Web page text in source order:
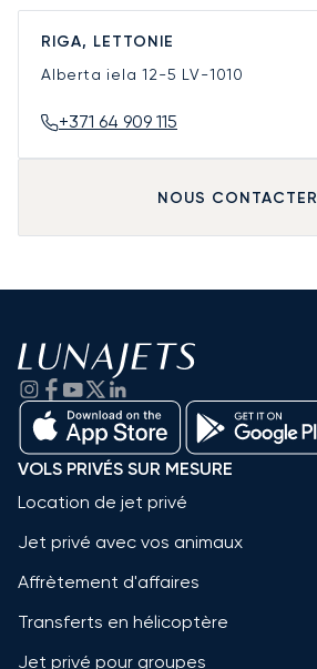
RIGA, LETTONIE
Alberta iela 12-5 LV-1010
+371 64 909 115
NOUS CONTACTER
VOLS PRIVÉS SUR MESURE
Location de jet privé
Jet privé avec vos animaux
Affrètement d'affaires
Transferts en hélicoptère
Jet privé pour groupes